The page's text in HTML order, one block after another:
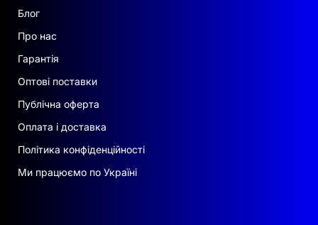
Блог
Про нас
Гарантія
Оптові поставки
Публічна оферта
Оплата і доставка
Політика конфіденційності
Ми працюємо по Україні